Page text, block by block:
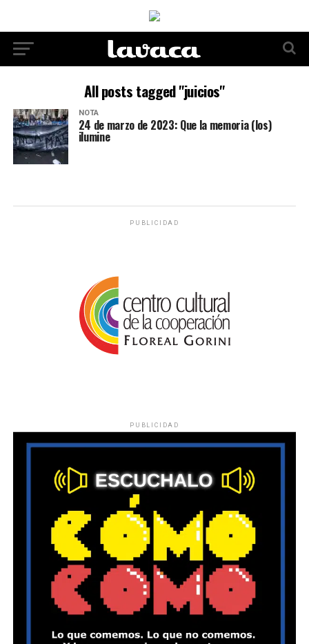
All posts tagged "juicios"
NOTA
24 de marzo de 2023: Que la memoria (los)
ilumine
PUBLICIDAD
PUBLICIDAD